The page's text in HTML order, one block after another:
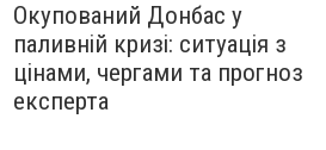
Окупований Донбас у
паливній кризі: ситуація з
цінами, чергами та прогноз
експерта